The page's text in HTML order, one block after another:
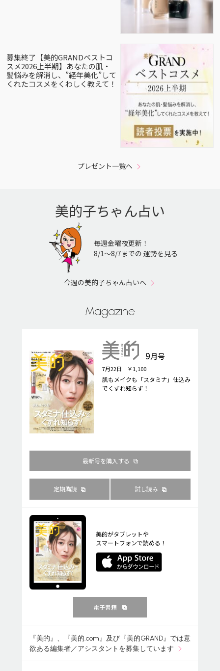
募集終了【美的GRANDベストコ
スメ2026上半期】あなたの肌・
髪悩みを解消し、”経年美化”して
くれたコスメをくわしく教えて！
プレゼント一覧へ
美的子ちゃん占い
毎週金曜夜更新！
8/1〜8/7までの 運勢を見る
今週の美的子ちゃん占いへ
Magazine
9月号
7月22日 ￥1,100
肌もメイクも「スタミナ」仕込み
でくずれ知らず！
最新号を購入する
定期購読 試し読み
美的がタブレットや
スマートフォンで読める！
電子書籍
『美的』、『美的.com』及び『美的GRAND』では意
欲ある編集者／アシスタントを募集しています